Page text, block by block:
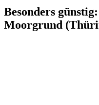
Besonders
Moorgrund